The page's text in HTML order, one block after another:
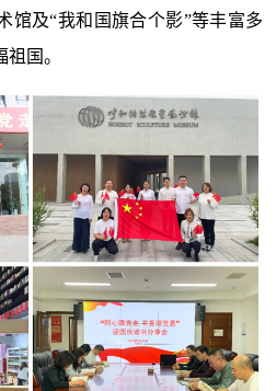
馆及“我和国旗合个影”等丰富多
国。